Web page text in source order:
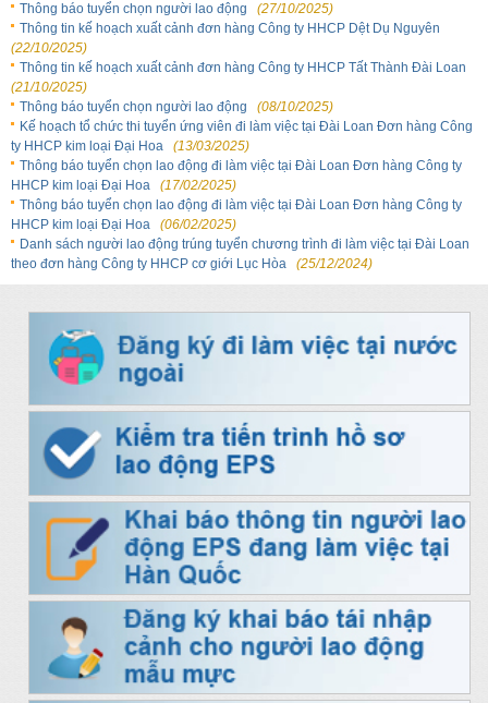
Thông báo tuyển chọn người lao động
(27/10/2025)
Thông tin kế hoạch xuất cảnh đơn hàng Công ty HHCP Dệt Dụ Nguyên
(22/10/2025)
Thông tin kế hoạch xuất cảnh đơn hàng Công ty HHCP Tất Thành Đài Loan
(21/10/2025)
Thông báo tuyển chọn người lao động
(08/10/2025)
Kế hoạch tổ chức thi tuyển ứng viên đi làm việc tại Đài Loan Đơn hàng Công
ty HHCP kim loại Đại Hoa
(13/03/2025)
Thông báo tuyển chọn lao động đi làm việc tại Đài Loan Đơn hàng Công ty
HHCP kim loại Đại Hoa
(17/02/2025)
Thông báo tuyển chọn lao động đi làm việc tại Đài Loan Đơn hàng Công ty
HHCP kim loại Đại Hoa
(06/02/2025)
Danh sách người lao động trúng tuyển chương trình đi làm việc tại Đài Loan
theo đơn hàng Công ty HHCP cơ giới Lục Hòa
(25/12/2024)